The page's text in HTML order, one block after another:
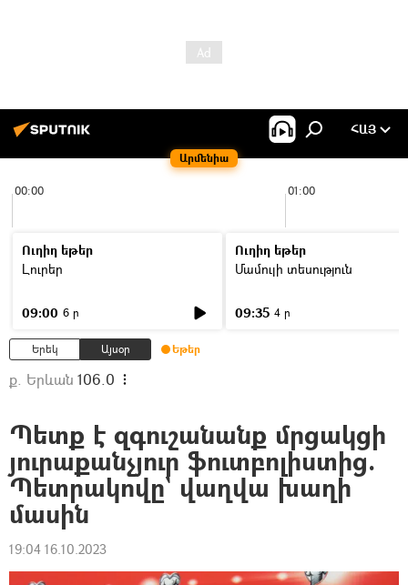
Արմենիա
ՀԱՅ
00:00 01:00
Ուղիղ եթեր
Լուրեր
09:00 6 ր
Ուղիղ եթեր
Մամուլի տեսություն
09:35 4 ր
Երեկ Այսօր Եթեր
ք. Երևան 106.0
Պետք է զգուշանանք մրցակցի
յուրաքանչյուր ֆուտբոլիստից.
Պետրակովը` վաղվա խաղի
մասին
19:04 16.10.2023